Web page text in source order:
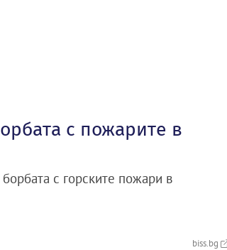
с пожарите в
с горските пожари в
biss.bg